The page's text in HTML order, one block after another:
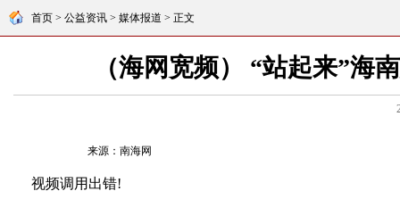
首页 > 公益资讯 > 媒体报道 > 正文
（海网宽频） “站起来”海
来源：南海网